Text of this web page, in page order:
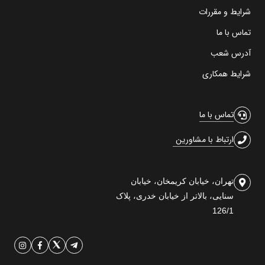
شرایط و مقررات
تماس با ما
آدرس شعب
شرایط همکاری
تماس با ما
ارتباط با مشاورین
تهران، خیابان کریمخان، خیابان
سنایی، بالاتر از خیابان خدری، پلاک
126/1